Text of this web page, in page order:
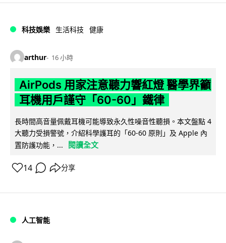
科技娛樂 生活科技 健康
arthur 16 小時
AirPods 用家注意聽力響紅燈 醫學界籲
耳機用戶謹守「60-60」鐵律
長時間高音量佩戴耳機可能導致永久性噪音性聽損。本文盤點 4
大聽力受損警號，介紹科學護耳的「60-60 原則」及 Apple 內
置防護功能，...
閱讀全文
14 分享
人工智能